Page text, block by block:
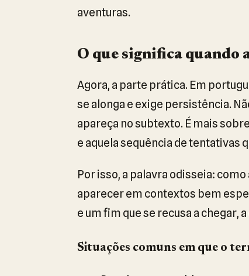
aventuras.
O que significa quando
Agora, a parte prática. Em
se alonga e exige persistência.
apareça no subtexto. É mais
e aquela sequência de tentativas
Por isso, a palavra odisseia:
aparecer em contextos bem
e um fim que se recusa a chegar,
Situações comuns em que o